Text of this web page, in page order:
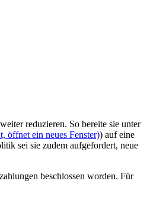
reduzieren. So bereite sie unter
öffnet ein neues Fenster)) auf eine
sei sie zudem aufgefordert, neue
beschlossen worden. Für